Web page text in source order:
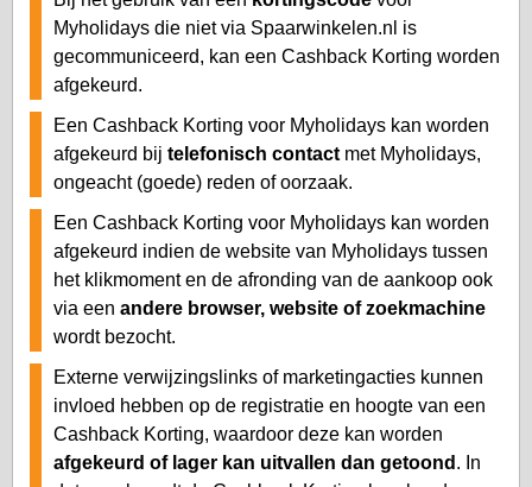
Myholidays die niet via Spaarwinkelen.nl is
gecommuniceerd, kan een Cashback Korting worden
afgekeurd.
Een Cashback Korting voor Myholidays kan worden
afgekeurd bij telefonisch contact met Myholidays,
ongeacht (goede) reden of oorzaak.
Een Cashback Korting voor Myholidays kan worden
afgekeurd indien de website van Myholidays tussen
het klikmoment en de afronding van de aankoop ook
via een andere browser, website of zoekmachine
wordt bezocht.
Externe verwijzingslinks of marketingacties kunnen
invloed hebben op de registratie en hoogte van een
Cashback Korting, waardoor deze kan worden
afgekeurd of lager kan uitvallen dan getoond . In